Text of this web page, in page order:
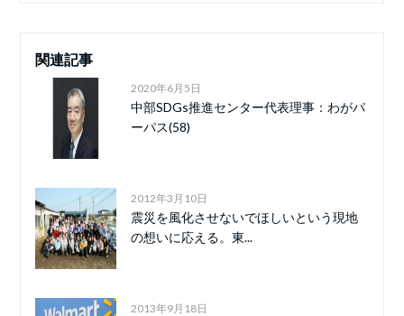
関連記事
2020年6月5日
中部SDGs推進センター代表理事：わがパ
ーパス(58)
2012年3月10日
震災を風化させないでほしいという現地
の想いに応える。東...
2013年9月18日